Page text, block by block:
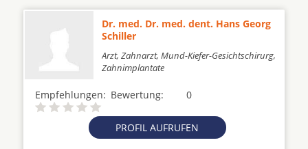
Dr. med. Dr. med. dent. Hans Georg
Schiller
Arzt, Zahnarzt, Mund-Kiefer-Gesichtschirurg,
Zahnimplantate
Empfehlungen: 0
Bewertung:
PROFIL AUFRUFEN